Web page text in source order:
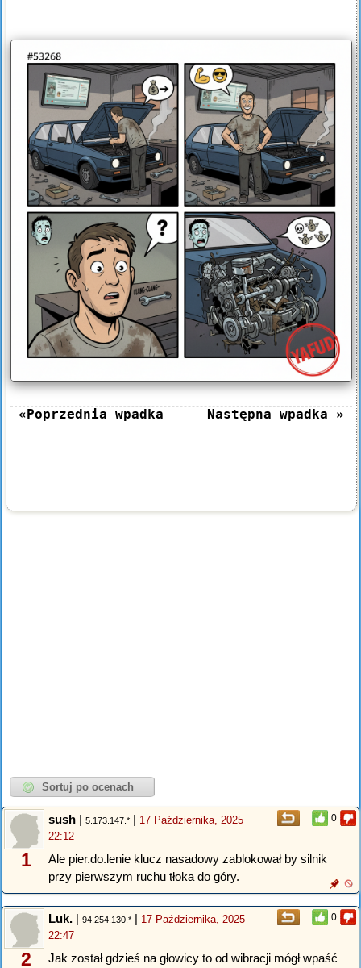
«Poprzednia wpadka Następna wpadka »
0
1
sush | 5.173.147.* | 17 Października, 2025
22:12
Ale pier.do.lenie klucz nasadowy zablokował by silnik
przy pierwszym ruchu tłoka do góry.
0
2
Luk. | 94.254.130.* | 17 Października, 2025
22:47
Jak został gdzieś na głowicy to od wibracji mógł wpaść